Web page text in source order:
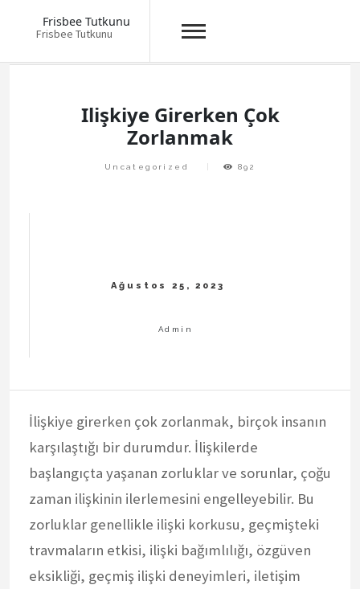
Frisbee Tutkunu
Frisbee Tutkunu
Ilişkiye Girerken Çok
Zorlanmak
Uncategorized 892
İlişkiye girerken çok zorlanmak, birçok insanın
karşılaştığı bir durumdur. İlişkilerde
başlangıçta yaşanan zorluklar ve sorunlar, çoğu
zaman ilişkinin ilerlemesini engelleyebilir. Bu
zorluklar genellikle ilişki korkusu, geçmişteki
travmaların etkisi, ilişki bağımlılığı, özgüven
eksikliği, geçmiş ilişki deneyimleri, iletişim